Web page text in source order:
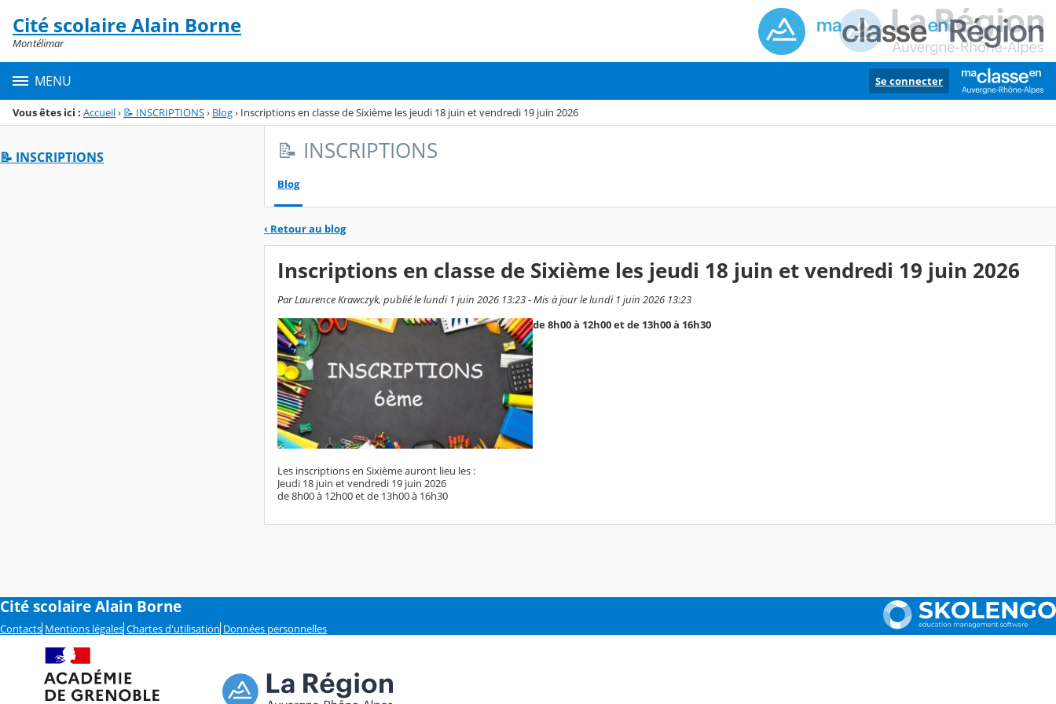
Menu de la rubrique
Contenu
Cité scolaire Alain Borne
Montélimar
MENU Se connecter
Vous êtes ici : Accueil› 📝 INSCRIPTIONS› Blog› Inscriptions en classe de Sixième les jeudi 18 juin et vendredi 19 juin 2026
📝 INSCRIPTIONS 📝 INSCRIPTIONS
Blog
‹ Retour au blog
Inscriptions en classe de Sixième les jeudi 18 juin et vendredi 19 juin 2026
Par Laurence Krawczyk, publié le lundi 1 juin 2026 13:23 - Mis à jour le lundi 1 juin 2026 13:23
de 8h00 à 12h00 et de 13h00 à 16h30
Les inscriptions en Sixième auront lieu les :
Jeudi 18 juin et vendredi 19 juin 2026
de 8h00 à 12h00 et de 13h00 à 16h30
Cité scolaire Alain Borne
Contacts Mentions légales Chartes d'utilisation Données personnelles